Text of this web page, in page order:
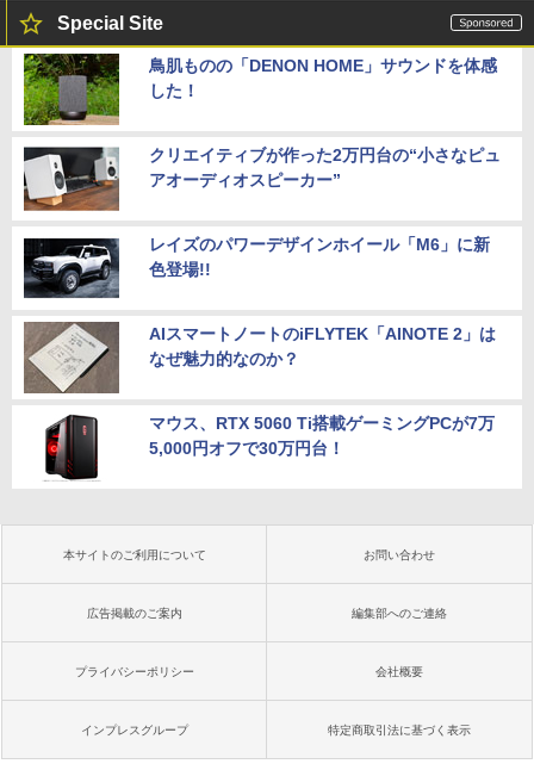
Special Site
鳥肌ものの「DENON HOME」サウンドを体感
した！
クリエイティブが作った2万円台の“小さなピュ
アオーディオスピーカー”
レイズのパワーデザインホイール「M6」に新
色登場!!
AIスマートノートのiFLYTEK「AINOTE 2」は
なぜ魅力的なのか？
マウス、RTX 5060 Ti搭載ゲーミングPCが7万
5,000円オフで30万円台！
本サイトのご利用について お問い合わせ
広告掲載のご案内 編集部へのご連絡
プライバシーポリシー 会社概要
インプレスグループ 特定商取引法に基づく表示